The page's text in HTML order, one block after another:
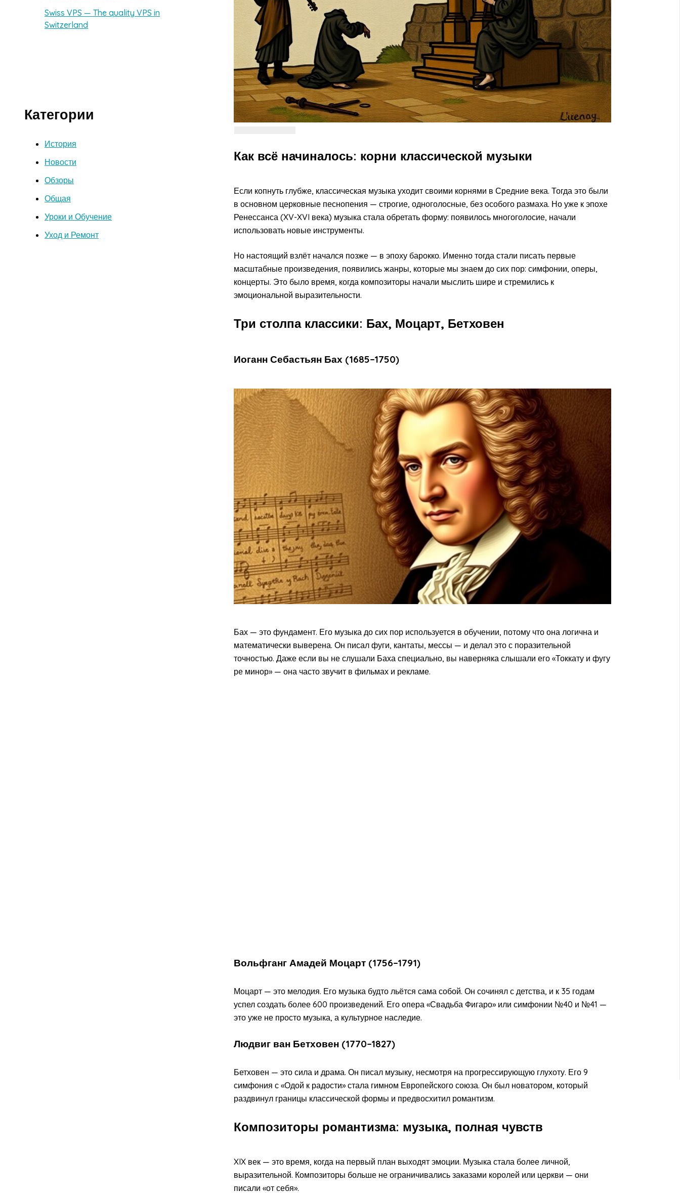
Swiss VPS — The quality VPS in
Switzerland
Категории
История
Новости
Обзоры
Общая
Уроки и Обучение
Уход и Ремонт
Как всё начиналось: корни классической музыки
Если копнуть глубже, классическая музыка уходит своими корнями в Средние века. Тогда это были
в основном церковные песнопения — строгие, одноголосные, без особого размаха. Но уже к эпохе
Ренессанса (XV-XVI века) музыка стала обретать форму: появилось многоголосие, начали
использовать новые инструменты.
Но настоящий взлёт начался позже — в эпоху барокко. Именно тогда стали писать первые
масштабные произведения, появились жанры, которые мы знаем до сих пор: симфонии, оперы,
концерты. Это было время, когда композиторы начали мыслить шире и стремились к
эмоциональной выразительности.
Три столпа классики: Бах, Моцарт, Бетховен
Иоганн Себастьян Бах (1685–1750)
Бах — это фундамент. Его музыка до сих пор используется в обучении, потому что она логична и
математически выверена. Он писал фуги, кантаты, мессы — и делал это с поразительной
точностью. Даже если вы не слушали Баха специально, вы наверняка слышали его «Токкату и фугу
ре минор» — она часто звучит в фильмах и рекламе.
Вольфганг Амадей Моцарт (1756–1791)
Моцарт — это мелодия. Его музыка будто льётся сама собой. Он сочинял с детства, и к 35 годам
успел создать более 600 произведений. Его опера «Свадьба Фигаро» или симфонии №40 и №41 —
это уже не просто музыка, а культурное наследие.
Людвиг ван Бетховен (1770–1827)
Бетховен — это сила и драма. Он писал музыку, несмотря на прогрессирующую глухоту. Его 9
симфония с «Одой к радости» стала гимном Европейского союза. Он был новатором, который
раздвинул границы классической формы и предвосхитил романтизм.
Композиторы романтизма: музыка, полная чувств
XIX век — это время, когда на первый план выходят эмоции. Музыка стала более личной,
выразительной. Композиторы больше не ограничивались заказами королей или церкви — они
писали «от себя».